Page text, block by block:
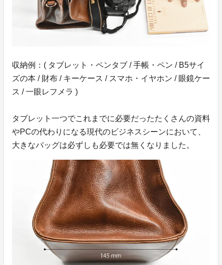
収納例：( タブレット・ペンタブ / 手帳・ペン / B5サイ
ズの本 / 財布 / キーケース / スマホ・イヤホン / 眼鏡ケー
ス / 一眼レフメラ )
タブレット一つでこれまでに必要だったたくさんの資料
やPCの代わりになる現代のビジネスシーンにおいて、
大きなバッグは必ずしも必要では無くなりました。